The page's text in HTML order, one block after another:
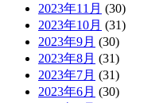
2023年11月 (30)
2023年10月 (31)
2023年9月 (30)
2023年8月 (31)
2023年7月 (31)
2023年6月 (30)